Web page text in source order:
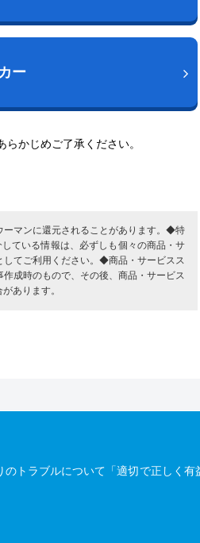
ー
かじめご了承ください。
マンに還元されることがあります。◆特
ている情報は、必ずしも個々の商品・サ
してご利用ください。◆商品・サービスス
成時のもので、その後、商品・サービス
あります。
トラブルについて「適切で正しく有